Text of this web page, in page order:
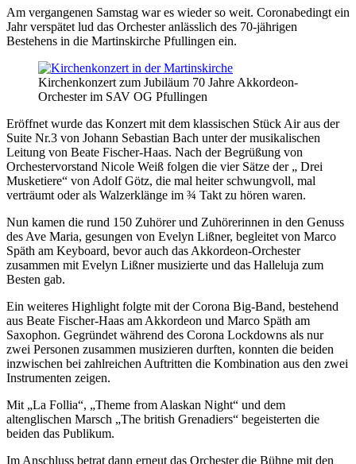
Am vergangenen Samstag war es wieder so weit. Coronabedingt ein
Jahr verspätet lud das Orchester anlässlich des 70-jährigen
Bestehens in die Martinskirche Pfullingen ein.
Kirchenkonzert zum Jubiläum 70 Jahre Akkordeon-
Orchester im SAV OG Pfullingen
Eröffnet wurde das Konzert mit dem klassischen Stück Air aus der
Suite Nr.3 von Johann Sebastian Bach unter der musikalischen
Leitung von Beate Fischer-Haas. Nach der Begrüßung von
Orchestervorstand Nicole Weiß folgen die vier Sätze der „ Drei
Musketiere“ von Adolf Götz, die mal heiter schwungvoll, mal
verträumt oder als Walzerklänge im ¾ Takt zu hören waren.
Nun kamen die rund 150 Zuhörer und Zuhörerinnen in den Genuss
des Ave Maria, gesungen von Evelyn Lißner, begleitet von Marco
Späth am Keyboard, bevor auch das Akkordeon-Orchester
zusammen mit Evelyn Lißner musizierte und das Halleluja zum
Besten gab.
Ein weiteres Highlight folgte mit der Corona Big-Band, bestehend
aus Beate Fischer-Haas am Akkordeon und Marco Späth am
Saxophon. Gegründet während des Corona Lockdowns als nur
zwei Personen zusammen musizieren durften, konnten die beiden
inzwischen bei zahlreichen Auftritten die Kombination aus den zwei
Instrumenten zeigen.
Mit „La Follia“, „Theme from Alaskan Night“ und dem
altenglischen Marsch „The british Grenadiers“ begeisterten die
beiden das Publikum.
Im Anschluss betrat dann erneut das Orchester die Bühne mit den